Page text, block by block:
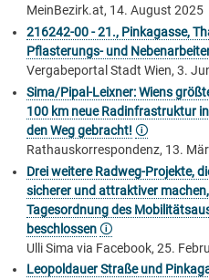
MeinBezirk.at, 14. August 2025
216242-00 - 21., Pinkagasse,
Pflasterungs- und
Vergabeportal Stadt Wien, 3.
Sima/Pipal-Leixner: Wiens
100 km neue Radinfrastruktur
den Weg gebracht! 🛈
Rathauskorrespondenz, 13.
Drei weitere Radweg-Projekte,
sicherer und attraktiver
Tagesordnung des
beschlossen🛈
Ulli Sima via Facebook, 25.
Leopoldauer Straße und